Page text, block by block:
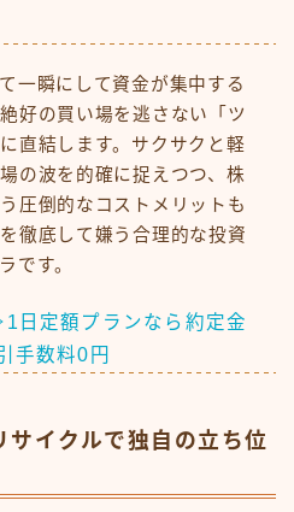
一瞬にして資金が集中する
好の買い場を逃さない「ツ
直結します。サクサクと軽
の波を的確に捉えつつ、株
圧倒的なコストメリットも
徹底して嫌う合理的な投資
です。
日定額プランなら約定金
手数料0円
サイクルで独自の立ち位